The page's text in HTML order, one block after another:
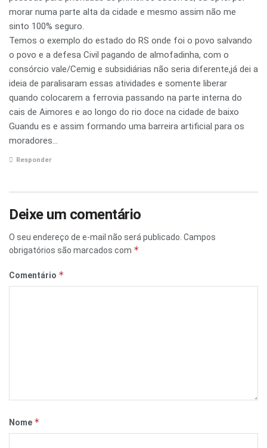
morar numa parte alta da cidade e mesmo assim não me
sinto 100% seguro.
Temos o exemplo do estado do RS onde foi o povo salvando
o povo e a defesa Civil pagando de almofadinha, com o
consórcio vale/Cemig e subsidiárias não seria diferente,já dei a
ideia de paralisaram essas atividades e somente liberar
quando colocarem a ferrovia passando na parte interna do
cais de Aimores e ao longo do rio doce na cidade de baixo
Guandu es e assim formando uma barreira artificial para os
moradores…
Responder
Deixe um comentário
O seu endereço de e-mail não será publicado. Campos
obrigatórios são marcados com *
Comentário *
Nome *